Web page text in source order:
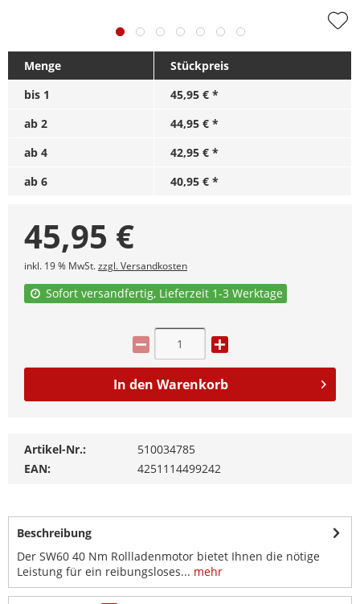
Menge
Stückpreis
bis 1
45,95 € *
ab 2
44,95 € *
ab 4
42,95 € *
ab 6 40,95 € *
45,95 €
inkl. 19 % MwSt.zzgl. Versandkosten
Sofort versandfertig, Lieferzeit 1-3 Werktage
In den Warenkorb
Artikel-Nr.:
510034785
EAN:
4251114499242
Beschreibung
Der SW60 40 Nm Rollladenmotor bietet Ihnen die nötige
Leistung für ein reibungsloses... mehr